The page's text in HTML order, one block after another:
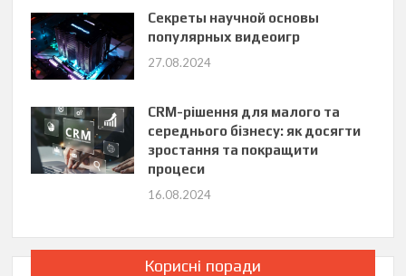
Секреты научной основы
популярных видеоигр
27.08.2024
CRM-рішення для малого та
середнього бізнесу: як досягти
зростання та покращити
процеси
16.08.2024
Корисні поради